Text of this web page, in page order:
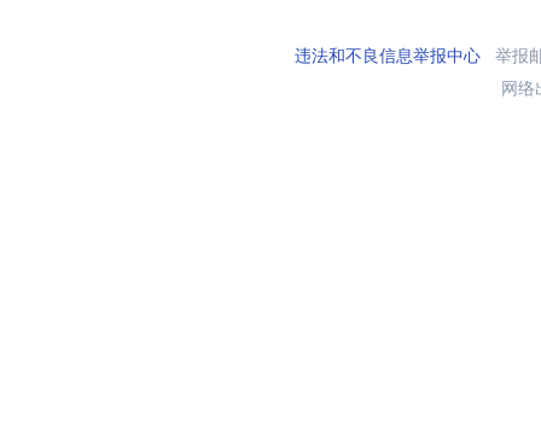
违法和不良信息举报中心举报
网